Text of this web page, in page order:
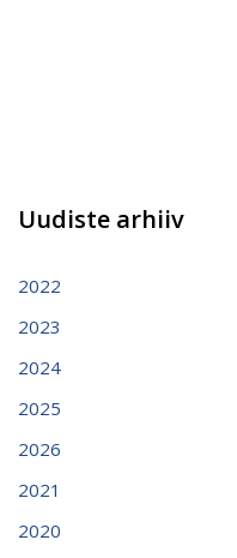
Uudiste arhiiv
2022
2023
2024
2025
2026
2021
2020